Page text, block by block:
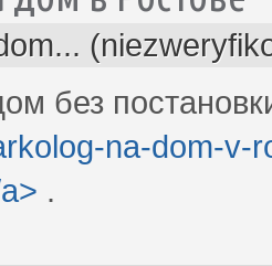
без
na-dom-v-
.